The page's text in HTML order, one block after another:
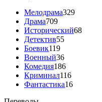
Мелодрама329
Драма709
Исторический68
Детектив55
Боевик119
Военный36
Комедия186
Криминал116
Фантастика16